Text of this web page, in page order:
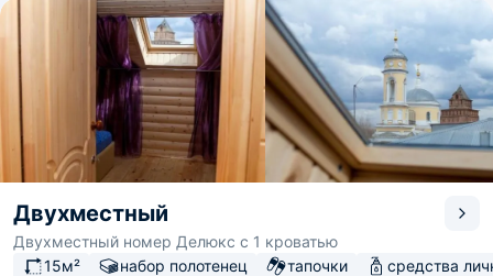
Двухместный
Двухместный номер Делюкс с 1 кроватью
15м²
набор полотенец тапочки средства